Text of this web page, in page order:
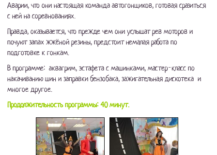
Аварии, что они настоящая команда автогонщиков, готовая сразиться
с ней на соревнованиях.
Правда, оказывается, что прежде чем они услышат рев моторов и
почуют запах жжёной резины, предстоит немалая работа по
подготовке к гонкам.
В программе: аквагрим, эстафета с машинками, мастер-класс по
накачиванию шин и заправки бензобака, зажигательная дискотека и
многое другое.
Продолжительность программы: 40 минут.